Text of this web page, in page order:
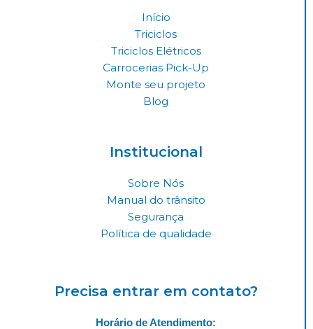
a
m
o
o
k
n
Início
Triciclos
Triciclos Elétricos
Carrocerias Pick-Up
Monte seu projeto
Blog
Institucional
Sobre Nós
Manual do trânsito
Segurança
Política de qualidade
Precisa entrar em contato?
Horário de Atendimento: